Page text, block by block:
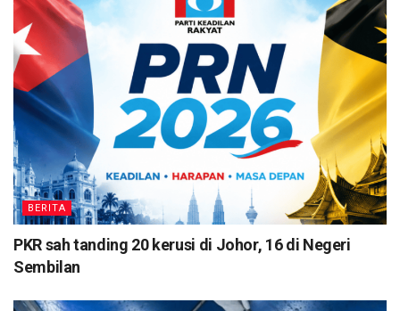
BERITA
PKR sah tanding 20 kerusi di Johor, 16 di Negeri
Sembilan